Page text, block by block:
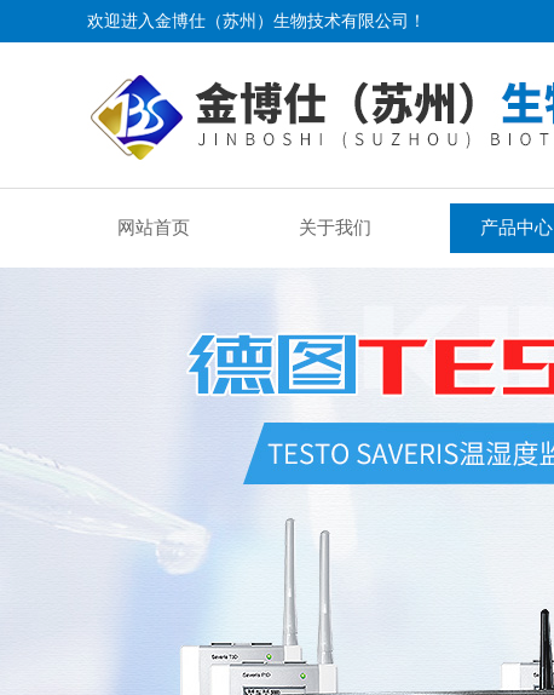
欢迎进入金博仕（苏州）生物技术有限公司！
网站首页 关于我们 产品中心